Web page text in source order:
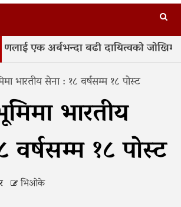
अर्बभन्दा बढी दायित्वको जोखिम
भारतीय सेना : १८ वर्षसम्म १८ पोस्ट
भारतीय
१८ पोस्ट
भिओके